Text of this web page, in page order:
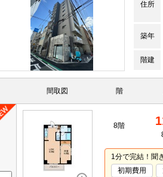
住所
築年
階建
間取図 階
8階
1分で完結！聞
初期費用